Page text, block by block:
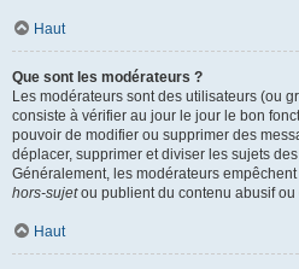
Haut
Que sont les modérateurs ?
Les modérateurs sont des utilisateurs (ou
consiste à vérifier au jour le jour le bon
pouvoir de modifier ou supprimer des
déplacer, supprimer et diviser les sujets
Généralement, les modérateurs
hors-sujetou publient du contenu abusif ou
Haut